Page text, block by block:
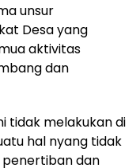
unsur
Desa yang
aktivitas
dan
tidak melakukan di
hal nyang tidak
penertiban dan